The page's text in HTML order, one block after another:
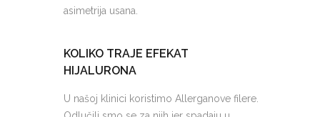
asimetrija usana.
KOLIKO TRAJE EFEKAT
HIJALURONA
U našoj klinici koristimo Allerganove filere.